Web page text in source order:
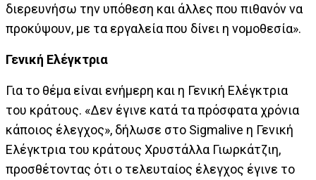
διερευνήσω την υπόθεση και άλλες που πιθανόν να
προκύψουν, με τα εργαλεία που δίνει η νομοθεσία».
Γενική Ελέγκτρια
Για το θέμα είναι ενήμερη και η Γενική Ελέγκτρια
του κράτους. «Δεν έγινε κατά τα πρόσφατα χρόνια
κάποιος έλεγχος», δήλωσε στο Sigmalive η Γενική
Ελέγκτρια του κράτους Χρυστάλλα Γιωρκάτζιη,
προσθέτοντας ότι ο τελευταίος έλεγχος έγινε το